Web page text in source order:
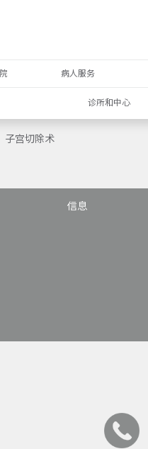
病人服务
诊所和中心
子宫切除术
信息